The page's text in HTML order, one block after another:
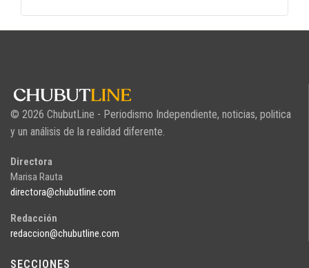
© 2026 ChubutLine - Periodismo Independiente, noticias, politica
y un análisis de la realidad diferente.
Directora
Marisa Rauta
directora@chubutline.com
Redacción
redaccion@chubutline.com
SECCIONES